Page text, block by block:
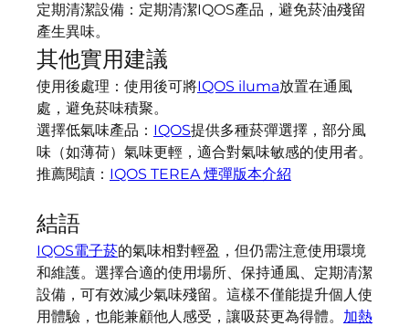
定期清潔設備：定期清潔IQOS產品，避免菸油殘留
產生異味。
其他實用建議
使用後處理：使用後可將IQOS iluma放置在通風
處，避免菸味積聚。
選擇低氣味產品： IQOS提供多種菸彈選擇，部分風
味（如薄荷）氣味更輕，適合對氣味敏感的使用者。
推薦閱讀： IQOS TEREA 煙彈版本介紹
結語
IQOS電子菸的氣味相對輕盈，但仍需注意使用環境
和維護。選擇合適的使用場所、保持通風、定期清潔
設備，可有效減少氣味殘留。這樣不僅能提升個人使
用體驗，也能兼顧他人感受，讓吸菸更為得體。 加熱